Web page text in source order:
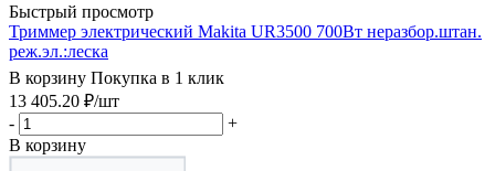
Быстрый просмотр
Триммер электрический Makita UR3500 700Вт неразбор.штан.
реж.эл.:леска
В корзину Покупка в 1 клик
13 405.20 ₽/шт
-
+
В корзину